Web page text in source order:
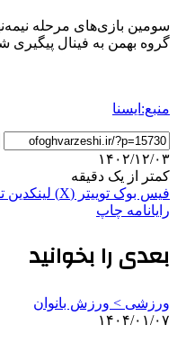
سومین بازی‌های مرحله
گروه بهمن به فینال پیگیری
منبع:ایسنا
۱۴۰۲/۱۲/۰۳
کمتر از یک دقیقه
فیس بوک توییتر (X) لینکدین
رایانامه چاپ
بعدی را بخوانید
ورزشی > ورزش بانوان
۱۴۰۴/۰۱/۰۷